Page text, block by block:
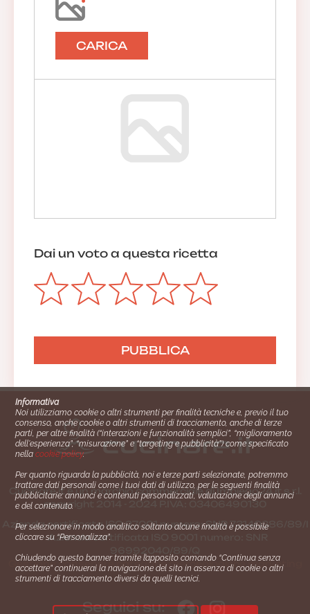
CARICA
Dai un voto a questa ricetta
Cucinare.it è un marchio commerciale di Impiego24.it s.r.l.
copyright 2014 - 2024 P.IVA: 03406490130
Azienda certiﬁcata ISO 27001 numero: SNR 73140386/89/I
- Azienda certiﬁcata ISO 9001 numero: SNR
Gestione consensi e categorie merceologiche marketing
Seguici su:
Informativa
Noi utilizziamo cookie o altri strumenti per finalità tecniche e, previo il tuo
consenso, anche cookie o altri strumenti di tracciamento, anche di terze
parti, per altre finalità (“interazioni e funzionalità semplici”, “miglioramento
dell'esperienza”, “misurazione” e “targeting e pubblicità”) come specificato
nellacookie policy.
Per quanto riguarda la pubblicità, noi e terze parti selezionate, potremmo
trattare dati personali come i tuoi dati di utilizzo, per le seguenti finalità
pubblicitarie: annunci e contenuti personalizzati, valutazione degli annunci
e del contenuto.
Per selezionare in modo analitico soltanto alcune finalità è possibile
cliccare su “Personalizza”.
Chiudendo questo banner tramite l’apposito comando “Continua senza
accettare” continuerai la navigazione del sito in assenza di cookie o altri
strumenti di tracciamento diversi da quelli tecnici.